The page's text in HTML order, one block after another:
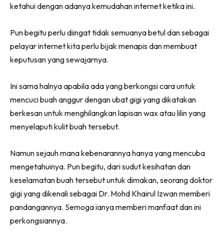
ketahui dengan adanya kemudahan internet ketika ini.
Pun begitu perlu diingat tidak semuanya betul dan sebagai
pelayar internet kita perlu bijak menapis dan membuat
keputusan yang sewajarnya.
Ini sama halnya apabila ada yang berkongsi cara untuk
mencuci buah anggur dengan ubat gigi yang dikatakan
berkesan untuk menghilangkan lapisan wax atau lilin yang
menyelaputi kulit buah tersebut.
Namun sejauh mana kebenarannya hanya yang mencuba
mengetahuinya. Pun begitu, dari sudut kesihatan dan
keselamatan buah tersebut untuk dimakan, seorang doktor
gigi yang dikenali sebagai Dr. Mohd Khairul Izwan memberi
pandangannya. Semoga ianya memberi manfaat dan ini
perkongsiannya.